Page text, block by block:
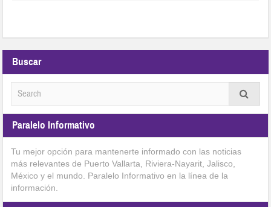
Buscar
Paralelo Informativo
Tu mejor opción para mantenerte informado con las noticias
más relevantes de Puerto Vallarta, Riviera-Nayarit, Jalisco,
México y el mundo. Paralelo Informativo en la línea de la
información.